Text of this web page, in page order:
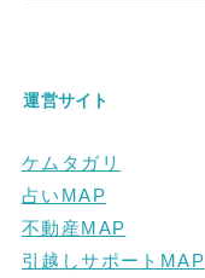
運営サイト
ケムタガリ
占いMAP
不動産MAP
引越しサポートMAP